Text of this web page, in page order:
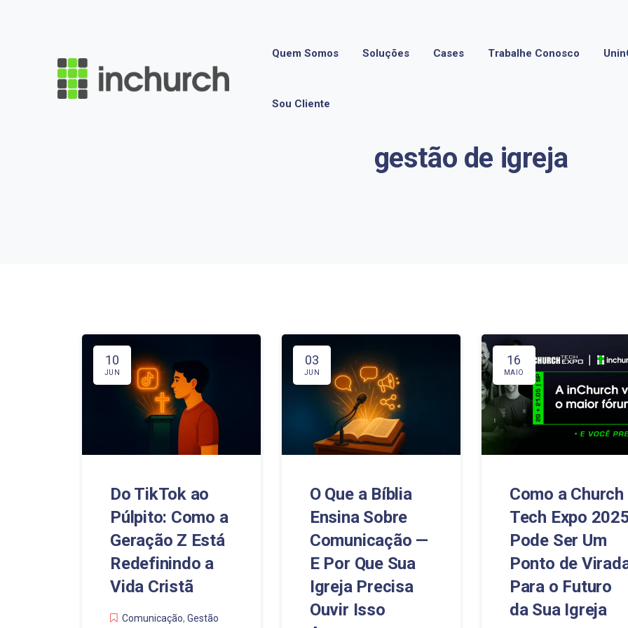
Quem Somos Soluções Cases Trabalhe Conosco
Sou Cliente
gestão de igreja
10
JUN
Do TikTok ao
Púlpito: Como a
Geração Z Está
Redefinindo a
Vida Cristã
Comunicação, Gestão
03
JUN
O Que a Bíblia
Ensina Sobre
Comunicação —
E Por Que Sua
Igreja Precisa
Ouvir Isso
16
MAIO
Como a Church
Tech Expo
Pode Ser Um
Ponto de
Para o Futuro
da Sua Igreja